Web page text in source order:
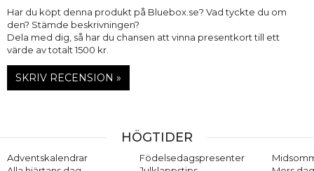
Har du köpt denna produkt på Bluebox.se? Vad tyckte du om
den? Stämde beskrivningen?
Dela med dig, så har du chansen att vinna presentkort till ett
värde av totalt 1500 kr.
SKRIV RECENSION »
HÖGTIDER
Adventskalendrar
Födelsedagspresenter